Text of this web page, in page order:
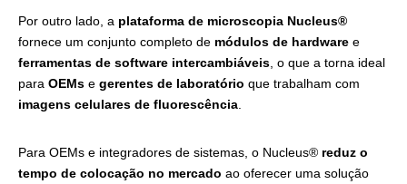
Por outro lado, a plataforma de microscopia Nucleus®
fornece um conjunto completo de módulos de hardware e
ferramentas de software intercambiáveis, o que a torna ideal
para OEMs e gerentes de laboratório que trabalham com
imagens celulares de fluorescência.
Para OEMs e integradores de sistemas, o Nucleus® reduz o
tempo de colocação no mercado ao oferecer uma solução